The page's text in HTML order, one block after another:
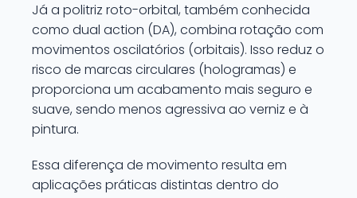
Já a politriz roto-orbital, também conhecida
como dual action (DA), combina rotação com
movimentos oscilatórios (orbitais). Isso reduz o
risco de marcas circulares (hologramas) e
proporciona um acabamento mais seguro e
suave, sendo menos agressiva ao verniz e à
pintura.
Essa diferença de movimento resulta em
aplicações práticas distintas dentro do